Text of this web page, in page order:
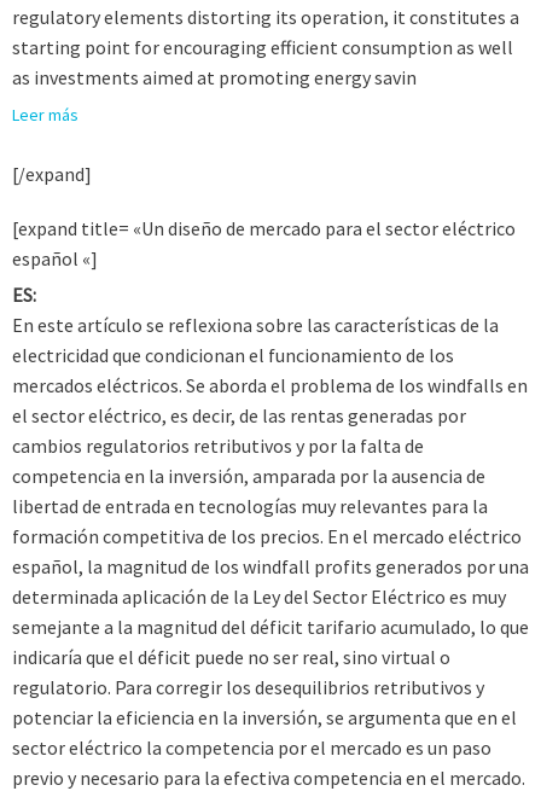
regulatory elements distorting its operation, it constitutes a
starting point for encouraging efficient consumption as well
as investments aimed at promoting energy savin
Leer más
[/expand]
[expand title= «Un diseño de mercado para el sector eléctrico
español «]
ES:
En este artículo se reflexiona sobre las características de la
electricidad que condicionan el funcionamiento de los
mercados eléctricos. Se aborda el problema de los windfalls en
el sector eléctrico, es decir, de las rentas generadas por
cambios regulatorios retributivos y por la falta de
competencia en la inversión, amparada por la ausencia de
libertad de entrada en tecnologías muy relevantes para la
formación competitiva de los precios. En el mercado eléctrico
español, la magnitud de los windfall profits generados por una
determinada aplicación de la Ley del Sector Eléctrico es muy
semejante a la magnitud del déficit tarifario acumulado, lo que
indicaría que el déficit puede no ser real, sino virtual o
regulatorio. Para corregir los desequilibrios retributivos y
potenciar la eficiencia en la inversión, se argumenta que en el
sector eléctrico la competencia por el mercado es un paso
previo y necesario para la efectiva competencia en el mercado.